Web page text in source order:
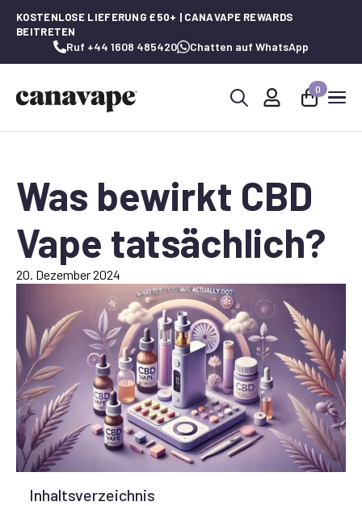
KOSTENLOSE LIEFERUNG £50+ | CANAVAPE REWARDS
BEITRETEN
Ruf +44 1608 485420 Chatten auf WhatsApp
0
Was bewirkt CBD
Vape tatsächlich?
20. Dezember 2024
Inhaltsverzeichnis